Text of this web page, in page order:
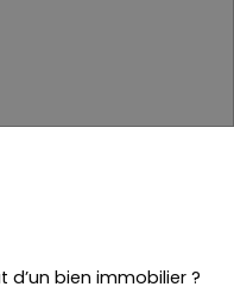
d’un bien immobilier ?